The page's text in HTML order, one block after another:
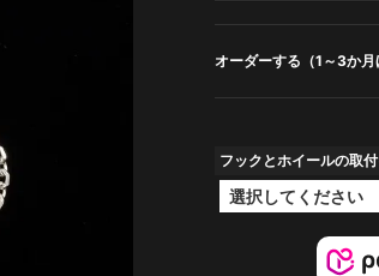
オーダーする（1～3か月
フックとホイールの取付